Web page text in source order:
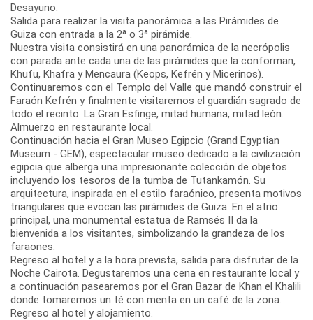
Desayuno.
Salida para realizar la visita panorámica a las Pirámides de
Guiza con entrada a la 2ª o 3ª pirámide.
Nuestra visita consistirá en una panorámica de la necrópolis
con parada ante cada una de las pirámides que la conforman,
Khufu, Khafra y Mencaura (Keops, Kefrén y Micerinos).
Continuaremos con el Templo del Valle que mandó construir el
Faraón Kefrén y finalmente visitaremos el guardián sagrado de
todo el recinto: La Gran Esfinge, mitad humana, mitad león.
Almuerzo en restaurante local.
Continuación hacia el Gran Museo Egipcio (Grand Egyptian
Museum - GEM), espectacular museo dedicado a la civilización
egipcia que alberga una impresionante colección de objetos
incluyendo los tesoros de la tumba de Tutankamón. Su
arquitectura, inspirada en el estilo faraónico, presenta motivos
triangulares que evocan las pirámides de Guiza. En el atrio
principal, una monumental estatua de Ramsés II da la
bienvenida a los visitantes, simbolizando la grandeza de los
faraones.
Regreso al hotel y a la hora prevista, salida para disfrutar de la
Noche Cairota. Degustaremos una cena en restaurante local y
a continuación pasearemos por el Gran Bazar de Khan el Khalili
donde tomaremos un té con menta en un café de la zona.
Regreso al hotel y alojamiento.